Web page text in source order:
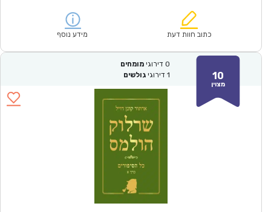
₪70.00.
הוא:
כתוב חוות דעת מידע נוסף
10
מצוין
0 דירוגי מומחים
1 דירוגי גולשים